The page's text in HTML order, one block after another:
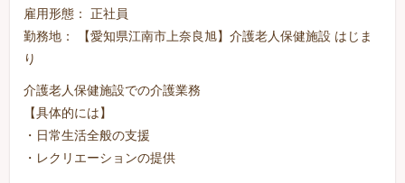
雇用形態： 正社員
勤務地： 【愛知県江南市上奈良旭】介護老人保健施設 はじま
り
介護老人保健施設での介護業務
【具体的には】
・日常生活全般の支援
・レクリエーションの提供